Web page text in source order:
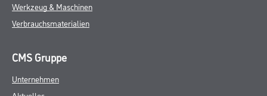
Werkzeug & Maschinen
Verbrauchsmaterialien
CMS Gruppe
Unternehmen